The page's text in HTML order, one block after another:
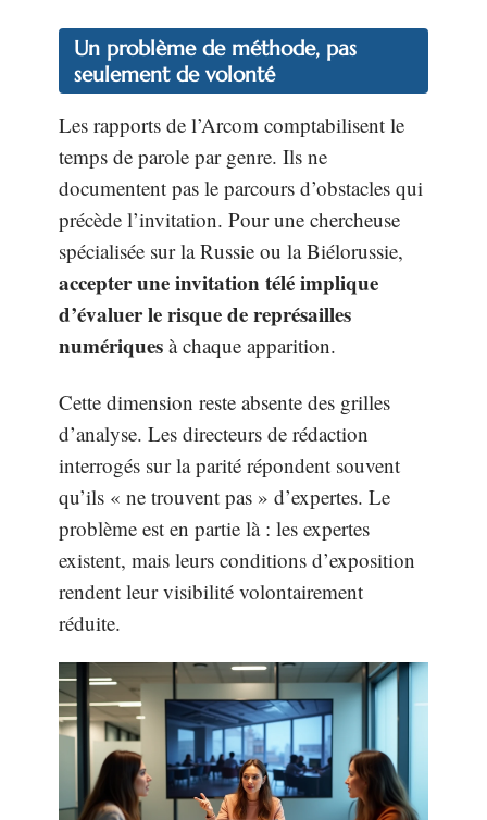
Un problème de méthode, pas
seulement de volonté
Les rapports de l’Arcom comptabilisent le
temps de parole par genre. Ils ne
documentent pas le parcours d’obstacles qui
précède l’invitation. Pour une chercheuse
spécialisée sur la Russie ou la Biélorussie,
accepter une invitation télé implique
d’évaluer le risque de représailles
numériques à chaque apparition.
Cette dimension reste absente des grilles
d’analyse. Les directeurs de rédaction
interrogés sur la parité répondent souvent
qu’ils « ne trouvent pas » d’expertes. Le
problème est en partie là : les expertes
existent, mais leurs conditions d’exposition
rendent leur visibilité volontairement
réduite.